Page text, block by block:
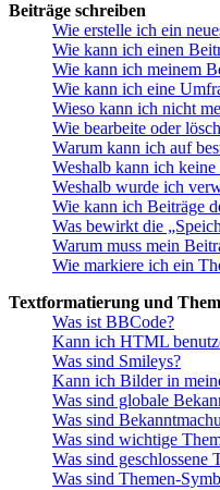
Beiträge schreiben
Wie erstelle ich ein
Wie kann ich einen
Wie kann ich meinem
Wie kann ich eine
Wieso kann ich nicht
Wie bearbeite oder
Warum kann ich auf
Weshalb kann ich
Weshalb wurde ich
Wie kann ich Beiträge
Was bewirkt die
Warum muss mein
Wie markiere ich ein
Textformatierung und
Was ist BBCode?
Kann ich HTML
Was sind Smileys?
Kann ich Bilder in
Was sind globale
Was sind
Was sind wichtige
Was sind geschlossene
Was sind Themen-